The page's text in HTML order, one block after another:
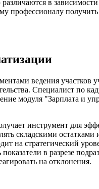
в
профессионалу
ведения
Специалист по
модуля "Зарплата и
инструмент для
складскими
стратегический
в разрезе
на отклонения.